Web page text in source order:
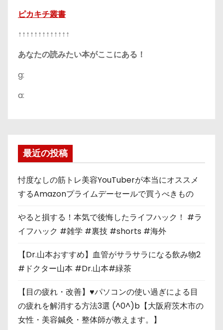
ピカキチ叢書
↑↑↑↑↑↑↑↑↑↑↑↑↑
あなたの読みたい本がここにある！
g:
a:
最近の投稿
忖度なしの筋トレ美容YouTuberが本当にオススメ
するAmazonプライムデーセールで買うべきもの
やると損する！本気で後悔したライフハック！ #ラ
イフハック #雑学 #裏技 #shorts #海外
【Dr.山本おすすめ】血管がサラサラになる飲み物2
#ドクター山本 #Dr.山本#緑茶
【目の疲れ・改善】♥パソコンの使い過ぎによる目
の疲れを解消する方法3選 (^0^)b【大阪府茨木市の
女性・美容鍼灸・整体師が教えます。】